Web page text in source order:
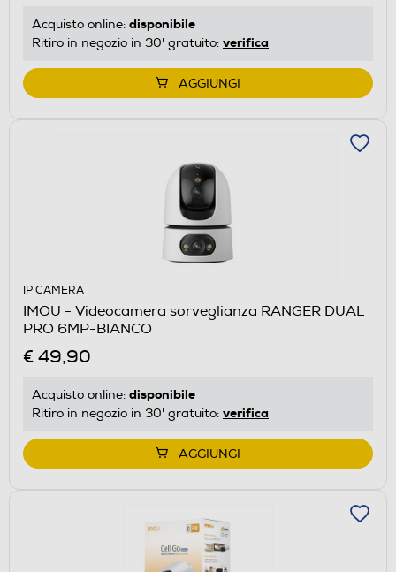
Acquisto online: disponibile
Ritiro in negozio in 30' gratuito: verifica
AGGIUNGI
IP CAMERA
IMOU - Videocamera sorveglianza RANGER DUAL
PRO 6MP-BIANCO
€ 49,90
Acquisto online: disponibile
Ritiro in negozio in 30' gratuito: verifica
AGGIUNGI